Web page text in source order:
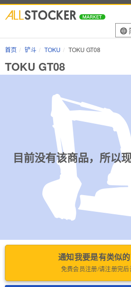
首页 铲斗 TOKU TOKU GT08
TOKU GT08
目前没有该商品，所以
通知我要是有类似
免费会员注册/请注册完